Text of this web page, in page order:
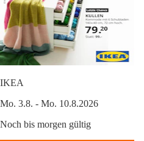
IKEA
Mo. 3.8. - Mo. 10.8.2026
Noch bis morgen gültig